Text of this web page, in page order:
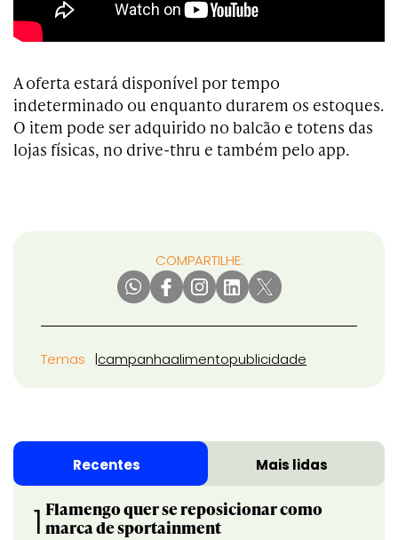
A oferta estará disponível por tempo
indeterminado ou enquanto durarem os estoques.
O item pode ser adquirido no balcão e totens das
lojas físicas, no drive-thru e também pelo app.
COMPARTILHE:
Temas campanhaalimentopublicidade
Recentes Mais lidas
1 Flamengo quer se reposicionar como
marca de sportainment